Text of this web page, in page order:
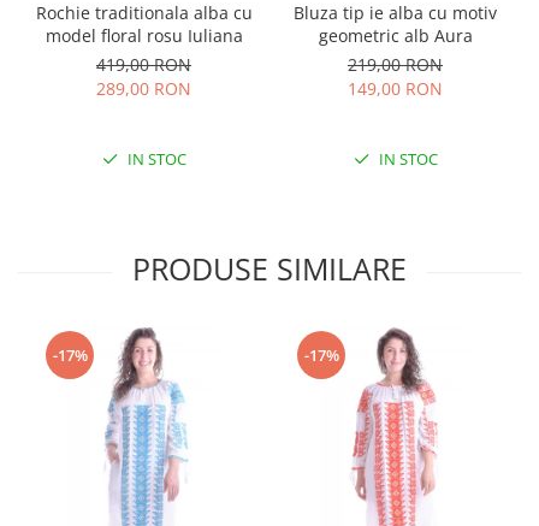
Rochie traditionala alba cu
model floral rosu Iuliana
419,00 RON
289,00 RON
IN STOC
Bluza tip ie alba cu motiv
geometric alb Aura
219,00 RON
149,00 RON
IN STOC
PRODUSE SIMILARE
-17% -17%